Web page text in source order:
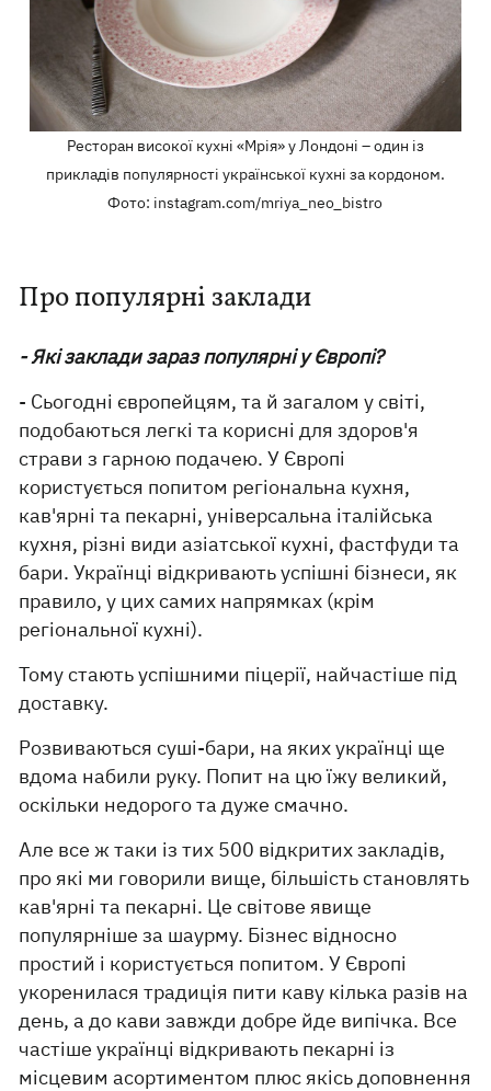
Ресторан високої кухні «Мрія» у Лондоні – один із
прикладів популярності української кухні за кордоном.
Фото: instagram.com/mriya_neo_bistro
Про популярні заклади
- Які заклади зараз популярні у Європі?
- Сьогодні європейцям, та й загалом у світі,
подобаються легкі та корисні для здоров'я
страви з гарною подачею. У Європі
користується попитом регіональна кухня,
кав'ярні та пекарні, універсальна італійська
кухня, різні види азіатської кухні, фастфуди та
бари. Українці відкривають успішні бізнеси, як
правило, у цих самих напрямках (крім
регіональної кухні).
Тому стають успішними піцерії, найчастіше під
доставку.
Розвиваються суші-бари, на яких українці ще
вдома набили руку. Попит на цю їжу великий,
оскільки недорого та дуже смачно.
Але все ж таки із тих 500 відкритих закладів,
про які ми говорили вище, більшість становлять
кав'ярні та пекарні. Це світове явище
популярніше за шаурму. Бізнес відносно
простий і користується попитом. У Європі
укоренилася традиція пити каву кілька разів на
день, а до кави завжди добре йде випічка. Все
частіше українці відкривають пекарні із
місцевим асортиментом плюс якісь доповнення